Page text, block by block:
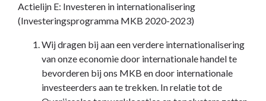
Actielijn E: Investeren in internationalisering
(Investeringsprogramma MKB 2020-2023)
Wij dragen bij aan een verdere internationalisering
van onze economie door internationale handel te
bevorderen bij ons MKB en door internationale
investeerders aan te trekken. In relatie tot de